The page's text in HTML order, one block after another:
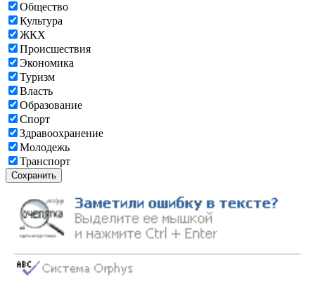
Общество
Культура
ЖКХ
Происшествия
Экономика
Туризм
Власть
Образование
Спорт
Здравоохранение
Молодежь
Транспорт
Сохранить